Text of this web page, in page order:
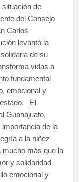
situación de
del Consejo
Carlos
levantó la
de su
vidas a
fundamental
emocional y
estado. El
Guanajuato,
de la
a la niñez
mucho más que la
y solidaridad
emocional y